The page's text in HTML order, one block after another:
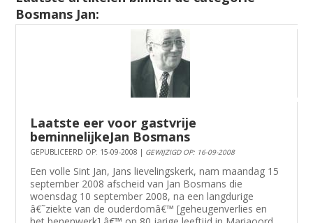
Bosmans Jan:
Laatste eer voor gastvrije
beminnelijkeJan Bosmans
GEPUBLICEERD OP: 15-09-2008 | GEWIJZIGD OP: 16-09-2008
Een volle Sint Jan, Jans lievelingskerk, nam maandag 15
september 2008 afscheid van Jan Bosmans die
woensdag 10 september 2008, na een langdurige
â€˜ziekte van de ouderdomâ€™ [geheugenverlies en